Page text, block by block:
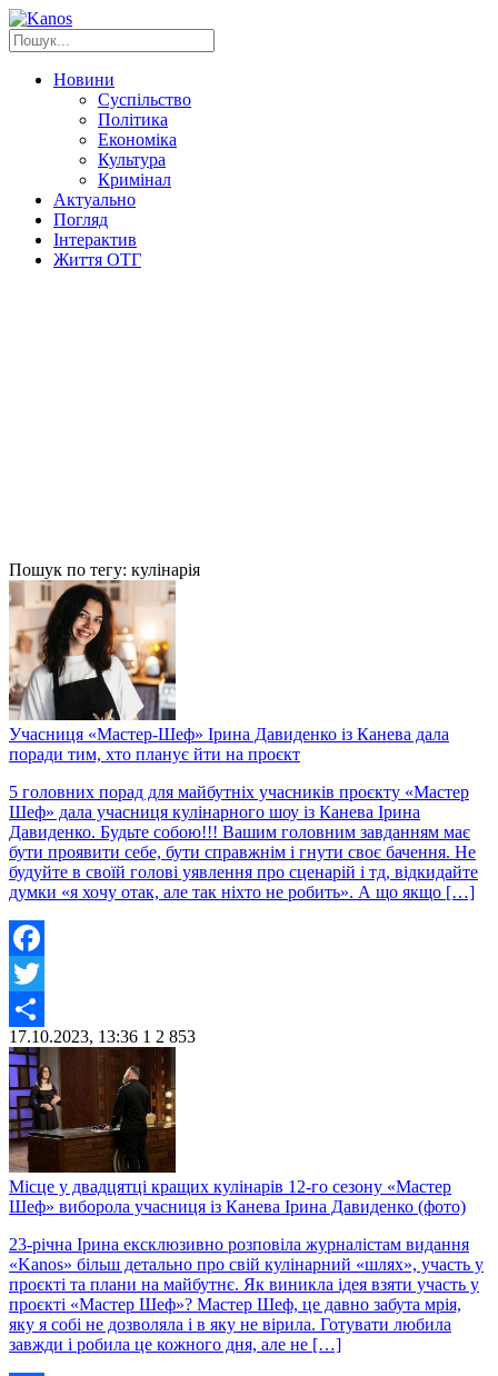
Новини
Суспільство
Політика
Економіка
Культура
Кримінал
Актуально
Погляд
Інтерактив
Життя ОТГ
Пошук по тегу: кулінарія
Учасниця «Мастер-Шеф» Ірина Давиденко із Канева дала
поради тим, хто планує йти на проєкт
5 головних порад для майбутніх учасників проєкту «Мастер
Шеф» дала учасниця кулінарного шоу із Канева Ірина
Давиденко. Будьте собою!!! Вашим головним завданням має
бути проявити себе, бути справжнім і гнути своє бачення. Не
будуйте в своїй голові уявлення про сценарій і тд, відкидайте
думки «я хочу отак, але так ніхто не робить». А що якщо […]
Facebook
Twitter
Share
17.10.2023, 13:36 1 2 853
Місце у двадцятці кращих кулінарів 12-го сезону «Мастер
Шеф» виборола учасниця із Канева Ірина Давиденко (фото)
23-річна Ірина ексклюзивно розповіла журналістам видання
«Kanos» більш детально про свій кулінарний «шлях», участь у
проєкті та плани на майбутнє. Як виникла ідея взяти участь у
проєкті «Мастер Шеф»? Мастер Шеф, це давно забута мрія,
яку я собі не дозволяла і в яку не вірила. Готувати любила
завжди і робила це кожного дня, але не […]